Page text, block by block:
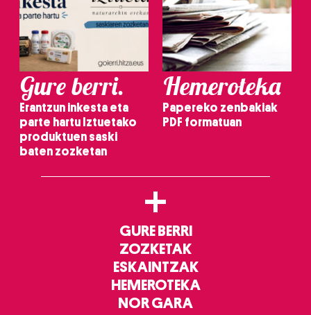
Gure berri.
Erantzun inkesta eta
parte hartu Iztuetako
produktuen saski
baten zozketan
Hemeroteka
Papereko zenbakiak
PDF formatuan
+
GURE BERRI
ZOZKETAK
ESKAINTZAK
HEMEROTEKA
NOR GARA